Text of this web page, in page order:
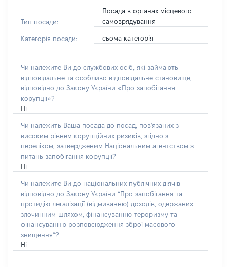
Тип посади:
Посада в органах місцевого
самоврядування
Категорія посади: сьома категорія
Чи належите Ви до службових осіб, які займають
відповідальне та особливо відповідальне становище,
відповідно до Закону України «Про запобігання
корупції»?
Ні
Чи належить Ваша посада до посад, пов'язаних з
високим рівнем корупційних ризиків, згідно з
переліком, затвердженим Національним агентством з
питань запобігання корупції?
Ні
Чи належите Ви до національних публічних діячів
відповідно до Закону України “Про запобігання та
протидію легалізації (відмиванню) доходів, одержаних
злочинним шляхом, фінансуванню тероризму та
фінансуванню розповсюдження зброї масового
знищення”?
Ні